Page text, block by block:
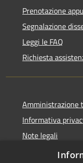
Prenotazione
Segnalazione
Leggi le FAQ
Richiesta
Amministrazione
Informativa
Note legali
Dichiarazione di